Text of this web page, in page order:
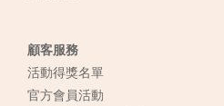
顧客服務
活動得獎名單
官方會員活動